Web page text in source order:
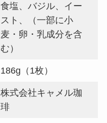
食塩、バジル、イー
スト、（一部に小
麦・卵・乳成分を含
む）
186g（1枚）
株式会社キャメル珈
琲